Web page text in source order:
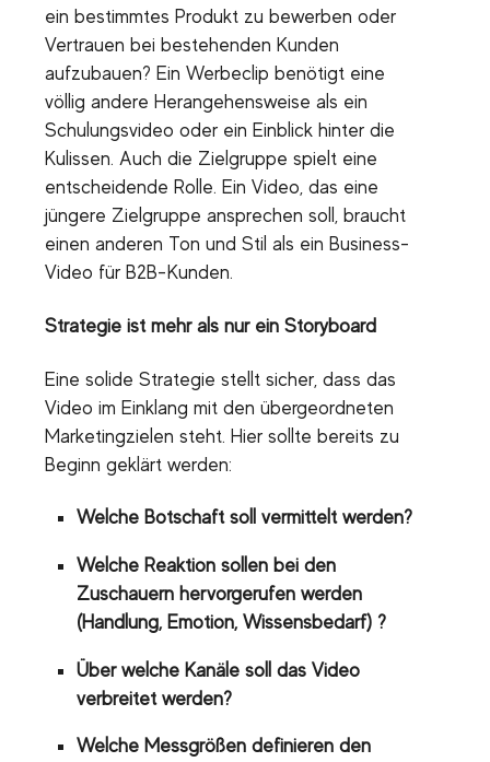
ein bestimmtes Produkt zu bewerben oder
Vertrauen bei bestehenden Kunden
aufzubauen? Ein Werbeclip benötigt eine
völlig andere Herangehensweise als ein
Schulungsvideo oder ein Einblick hinter die
Kulissen. Auch die Zielgruppe spielt eine
entscheidende Rolle. Ein Video, das eine
jüngere Zielgruppe ansprechen soll, braucht
einen anderen Ton und Stil als ein Business-
Video für B2B-Kunden.
Strategie ist mehr als nur ein Storyboard
Eine solide Strategie stellt sicher, dass das
Video im Einklang mit den übergeordneten
Marketingzielen steht. Hier sollte bereits zu
Beginn geklärt werden:
Welche Botschaft soll vermittelt werden?
Welche Reaktion sollen bei den
Zuschauern hervorgerufen werden
(Handlung, Emotion, Wissensbedarf) ?
Über welche Kanäle soll das Video
verbreitet werden?
Welche Messgrößen definieren den